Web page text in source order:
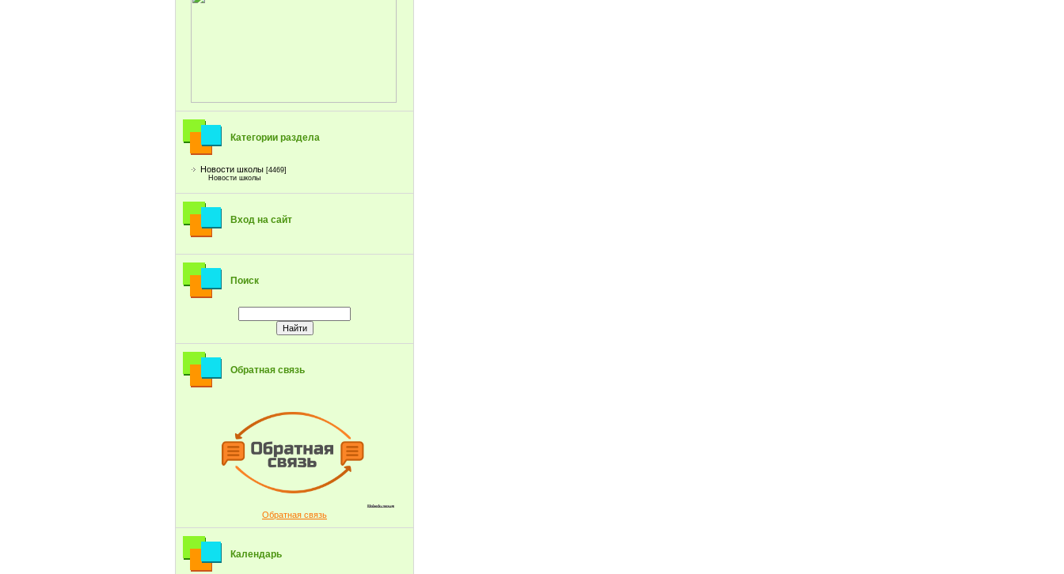
Категории раздела
Новости школы [4469]
Новости школы
Вход на сайт
Поиск
Обратная связь
Обратная связь
Календарь